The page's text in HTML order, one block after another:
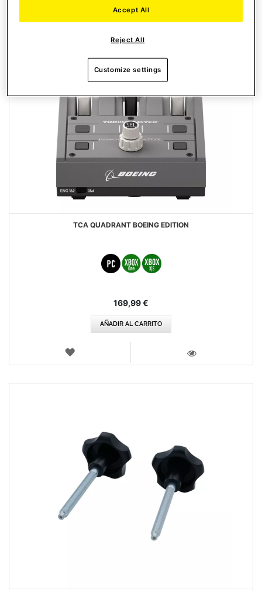
TCA QUADRANT BOEING EDITION
169,99 €
AÑADIR AL CARRITO
LISTA
Reject All
Accept All
Customize settings